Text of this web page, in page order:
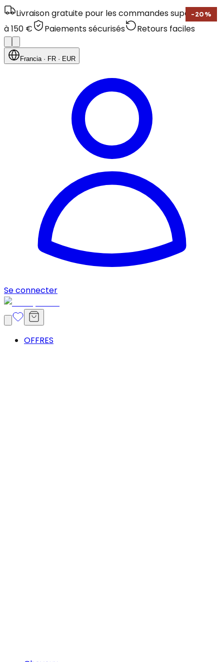
Livraison gratuite pour les commandes supérieures
à 150 €
Paiements sécurisés Retours faciles
Francia· FR · EUR
Se connecter
OFFRES
- 20 %